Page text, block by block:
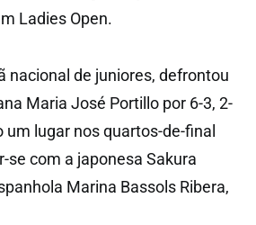
Ladies Open.
nacional de juniores, defrontou
Maria José Portillo por 6-3, 2-
um lugar nos quartos-de-final
se com a japonesa Sakura
Marina Bassols Ribera,